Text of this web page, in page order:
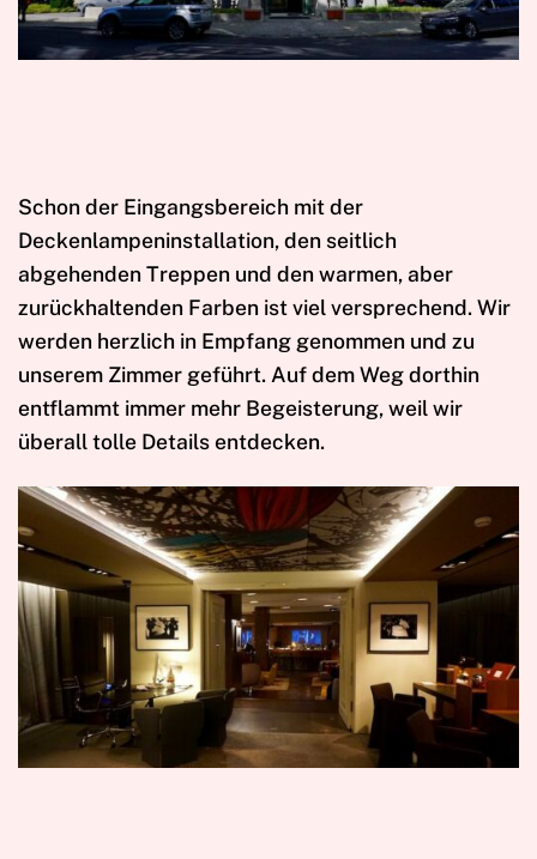
Schon der Eingangsbereich mit der
Deckenlampeninstallation, den seitlich
abgehenden Treppen und den warmen, aber
zurückhaltenden Farben ist viel versprechend. Wir
werden herzlich in Empfang genommen und zu
unserem Zimmer geführt. Auf dem Weg dorthin
entflammt immer mehr Begeisterung, weil wir
überall tolle Details entdecken.